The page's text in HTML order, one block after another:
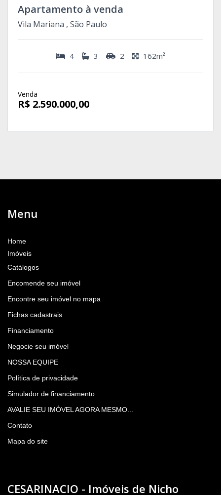
Apartamento à venda
Vila Mariana , São Paulo
4 3 2 162m²
Venda
R$ 2.590.000,00
Menu
Home
Imóveis
Catálogos
Encomende seu imóvel
Encontre seu imóvel no mapa
Fichas cadastrais
Financiamento
Negocie seu imóvel
NOSSA EQUIPE
Política de privacidade
Simulador de financiamento
AVALIE SEU IMÓVEL AGORA MESMO...
Contato
Mapa do site
CESARINACIO - Imóveis de Nicho